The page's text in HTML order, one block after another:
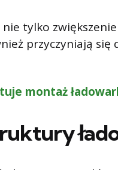
nie tylko
przyczyniają
montaż